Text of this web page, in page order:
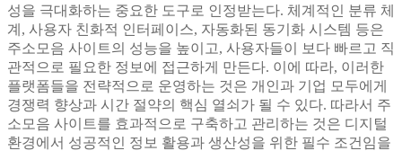
성을 극대화하는 중요한 도구로 인정받는다. 체계적인 분류 체
계, 사용자 친화적 인터페이스, 자동화된 동기화 시스템 등은
주소모음 사이트의 성능을 높이고, 사용자들이 보다 빠르고 직
관적으로 필요한 정보에 접근하게 만든다. 이에 따라, 이러한
플랫폼들을 전략적으로 운영하는 것은 개인과 기업 모두에게
경쟁력 향상과 시간 절약의 핵심 열쇠가 될 수 있다. 따라서 주
소모음 사이트를 효과적으로 구축하고 관리하는 것은 디지털
환경에서 성공적인 정보 활용과 생산성을 위한 필수 조건임을